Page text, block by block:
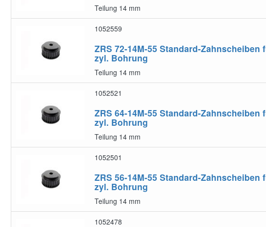
Teilung 14 mm
1052559
ZRS 72-14M-55 Standard-Zahnscheiben
zyl. Bohrung
Teilung 14 mm
1052521
ZRS 64-14M-55 Standard-Zahnscheiben
zyl. Bohrung
Teilung 14 mm
1052501
ZRS 56-14M-55 Standard-Zahnscheiben
zyl. Bohrung
Teilung 14 mm
1052478